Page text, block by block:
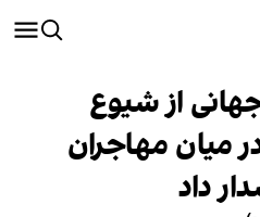
از شیوع
میان مهاجران
داد